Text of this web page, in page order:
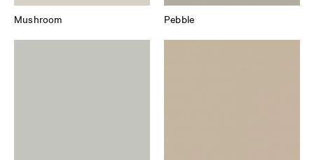
Mushroom Pebble